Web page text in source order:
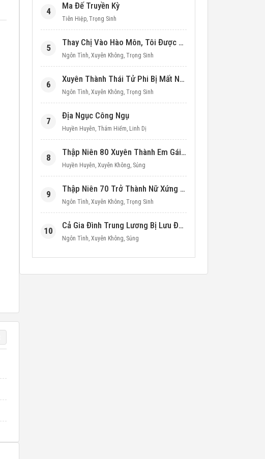
4
Ma Đế Truyền Kỳ
Tiên Hiệp, Trọng Sinh
5
Thay Chị Vào Hào Môn, Tôi Được Cưng Chiều Hết Mực (Thập Niên 90)
Ngôn Tình, Xuyên Không, Trọng Sinh
6
Xuyên Thành Thái Tử Phi Bị Mất Nước
Ngôn Tình, Xuyên Không, Trọng Sinh
7
Địa Ngục Công Ngụ
Huyền Huyễn, Thám Hiểm, Linh Dị
8
Thập Niên 80 Xuyên Thành Em Gái Học Bá
Huyền Huyễn, Xuyên Không, Sủng
9
Thập Niên 70 Trở Thành Nữ Xứng Nuôi Con Làm Giàu
Ngôn Tình, Xuyên Không, Trọng Sinh
10
Cả Gia Đình Trung Lương Bị Lưu Đày, Ta Mang Không Gian Cứu Cả Nhà
Ngôn Tình, Xuyên Không, Sủng